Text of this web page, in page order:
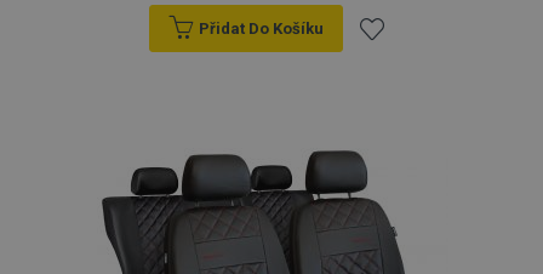
Přidat Do Košíku
oblíbeným